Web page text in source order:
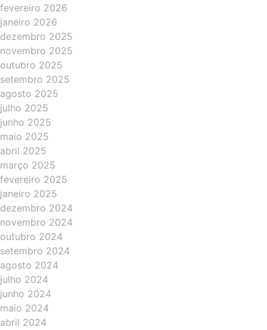
fevereiro 2026
janeiro 2026
dezembro 2025
novembro 2025
outubro 2025
setembro 2025
agosto 2025
julho 2025
junho 2025
maio 2025
abril 2025
março 2025
fevereiro 2025
janeiro 2025
dezembro 2024
novembro 2024
outubro 2024
setembro 2024
agosto 2024
julho 2024
junho 2024
maio 2024
abril 2024